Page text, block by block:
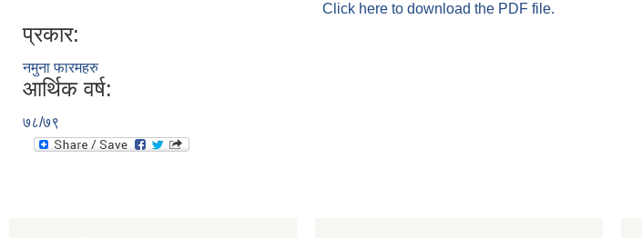
Click here to download the PDF file.
प्रकार:
नमुना फारमहरु
आर्थिक वर्ष:
७८/७९